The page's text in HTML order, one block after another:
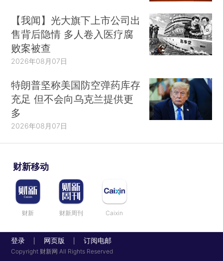
【我闻】光大旗下上市公司出
售背后隐情 多人卷入医疗腐
败案被查
2026年08月07日
特朗普坚称美国防空弹药库存
充足 但不会向乌克兰提供更
多
2026年08月07日
财新移动
财新 财新周刊 Caixin
登录 网页版 订阅电邮
Copyright 财新网 All Rights Reserved